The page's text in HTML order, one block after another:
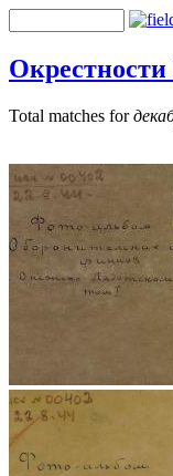
Окрестности
Total matches for